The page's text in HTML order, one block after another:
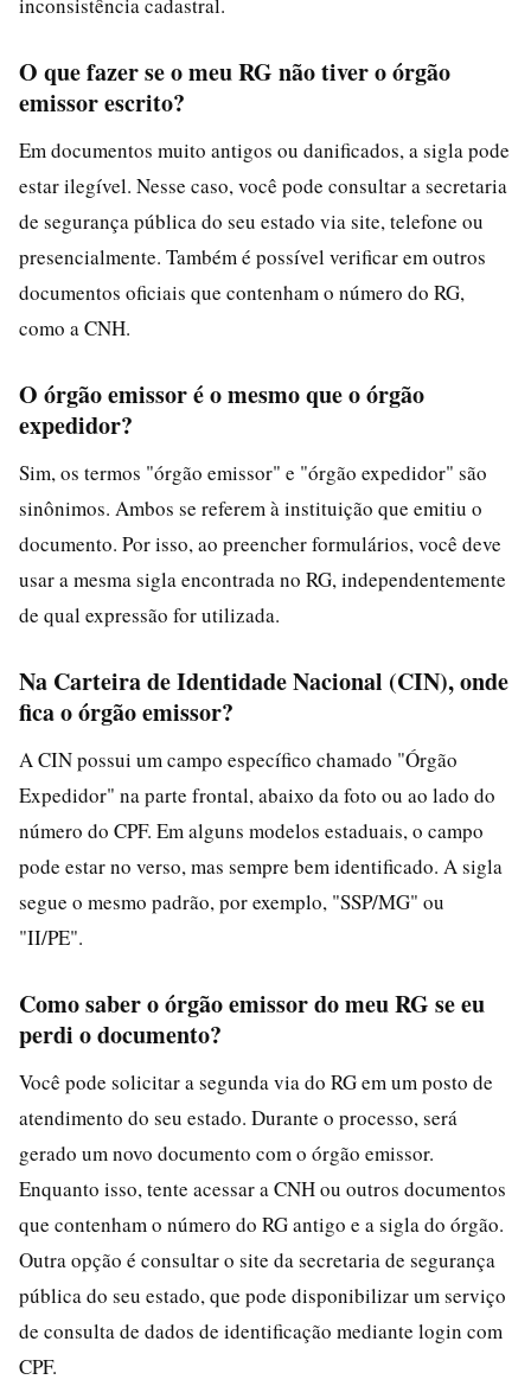
O que fazer se o meu RG não tiver o órgão
emissor escrito?
Em documentos muito antigos ou danificados, a sigla pode
estar ilegível. Nesse caso, você pode consultar a secretaria
de segurança pública do seu estado via site, telefone ou
presencialmente. Também é possível verificar em outros
documentos oficiais que contenham o número do RG,
como a CNH.
O órgão emissor é o mesmo que o órgão
expedidor?
Sim, os termos "órgão emissor" e "órgão expedidor" são
sinônimos. Ambos se referem à instituição que emitiu o
documento. Por isso, ao preencher formulários, você deve
usar a mesma sigla encontrada no RG, independentemente
de qual expressão for utilizada.
Na Carteira de Identidade Nacional (CIN), onde
fica o órgão emissor?
A CIN possui um campo específico chamado "Órgão
Expedidor" na parte frontal, abaixo da foto ou ao lado do
número do CPF. Em alguns modelos estaduais, o campo
pode estar no verso, mas sempre bem identificado. A sigla
segue o mesmo padrão, por exemplo, "SSP/MG" ou
"II/PE".
Como saber o órgão emissor do meu RG se eu
perdi o documento?
Você pode solicitar a segunda via do RG em um posto de
atendimento do seu estado. Durante o processo, será
gerado um novo documento com o órgão emissor.
Enquanto isso, tente acessar a CNH ou outros documentos
que contenham o número do RG antigo e a sigla do órgão.
Outra opção é consultar o site da secretaria de segurança
pública do seu estado, que pode disponibilizar um serviço
de consulta de dados de identificação mediante login com
CPF.